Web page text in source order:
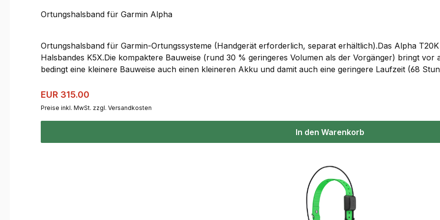
Ortungshalsband für Garmin Alpha
Ortungshalsband für Garmin-Ortungssysteme (Handgerät erforderlich, separat erhältlich).Das Alpha
Halsbandes K5X.Die kompaktere Bauweise (rund 30 % geringeres Volumen als der Vorgänger) bringt
bedingt eine kleinere Bauweise auch einen kleineren Akku und damit auch eine geringere Laufzeit (68
auch wieder etwas größer und schwerer.Beim Gewicht am Hundehals zählt jedes Gramm. Das T20K spart
seinem Vorgänger ein.Dank mehrfarbiger LEDs können bei Dunkelheit mehrere Hunde besser
erfolgen.Übrigens: Das T20K ist auch kompatibel zu den älteren Handgeräten Atemos 50 und Atemos
Aktuallisierungsrate wir dabei nicht unterstützt.
Verkaufspreis:
EUR 315.00
Preise inkl. MwSt. zzgl. Versandkosten
In den Warenkorb